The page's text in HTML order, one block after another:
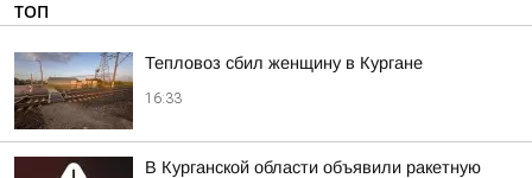
ТОП
Тепловоз сбил женщину в Кургане
16:33
В Курганской области объявили ракетную